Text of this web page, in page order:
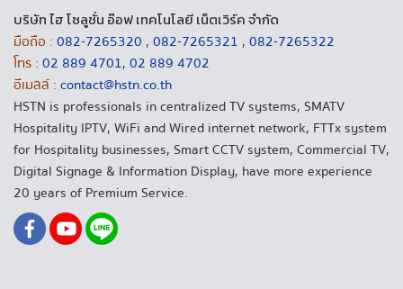
บริษัท ไฮ โซลูชั่น อ๊อฟ เทคโนโลยี เน็ตเวิร์ค จำกัด
มือถือ : 082-7265320 , 082-7265321 , 082-7265322
โทร : 02 889 4701, 02 889 4702
อีเมลล์ : contact@hstn.co.th
HSTN is professionals in centralized TV systems, SMATV
Hospitality IPTV, WiFi and Wired internet network, FTTx system
for Hospitality businesses, Smart CCTV system, Commercial TV,
Digital Signage & Information Display, have more experience
20 years of Premium Service.